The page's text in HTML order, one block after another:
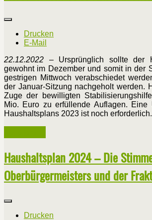
Drucken
E-Mail
22.12.2022 – Ursprünglich sollte der
gewohnt im Dezember und somit in der
gestrigen Mittwoch verabschiedet
der Januar-Sitzung nachgeholt werden.
Zuge der bewilligten
Mio. Euro zu erfüllende Auflagen. Eine
Haushaltsplans 2023 ist noch erforderlich.
Haushaltsplan 2024 – Die
Oberbürgermeisters und der
Drucken